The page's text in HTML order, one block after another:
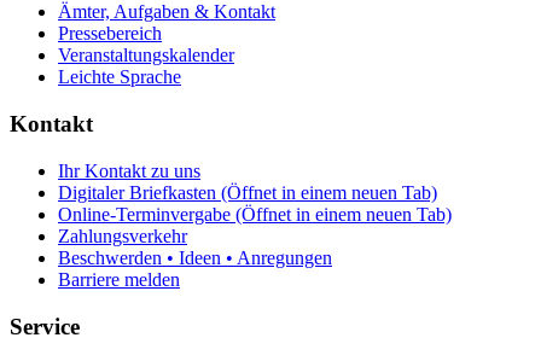
Ämter, Aufgaben & Kontakt
Pressebereich
Veranstaltungskalender
Leichte Sprache
Kontakt
Ihr Kontakt zu uns
Digitaler Briefkasten (Öffnet in einem neuen Tab)
Online-Terminvergabe (Öffnet in einem neuen Tab)
Zahlungsverkehr
Beschwerden • Ideen • Anregungen
Barriere melden
Service